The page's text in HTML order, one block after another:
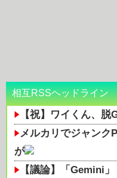
相互RSSヘッドライン
【祝】ワイくん、脱
メルカリでジャンク
が
【議論】「Gemini